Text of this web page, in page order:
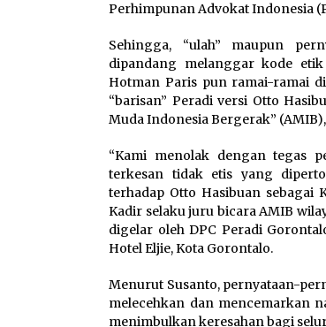
Perhimpunan Advokat Indonesia
Sehingga, “ulah” maupun
dipandang melanggar kode
Hotman Paris pun ramai-ramai
“barisan” Peradi versi Otto
Muda Indonesia Bergerak”
“Kami menolak dengan tegas
terkesan tidak etis yang
terhadap Otto Hasibuan sebagai
Kadir selaku juru bicara AMIB
digelar oleh DPC Peradi
Hotel Eljie, Kota Gorontalo.
Menurut Susanto, pernyataan-
melecehkan dan mencemarkan
menimbulkan keresahan bagi